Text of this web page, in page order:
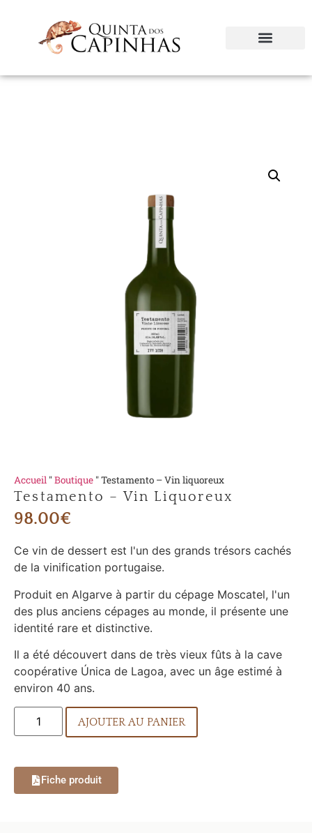
Accueil "Boutique "Testamento – Vin liquoreux
Testamento – Vin Liquoreux
98.00€
Ce vin de dessert est l'un des grands trésors cachés
de la vinification portugaise.
Produit en Algarve à partir du cépage Moscatel, l'un
des plus anciens cépages au monde, il présente une
identité rare et distinctive.
Il a été découvert dans de très vieux fûts à la cave
coopérative Única de Lagoa, avec un âge estimé à
environ 40 ans.
AJOUTER AU PANIER
Fiche produit